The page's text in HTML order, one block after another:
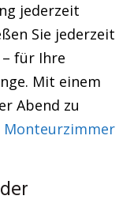
jederzeit
Sie jederzeit
für Ihre
Mit einem
Abend zu
Monteurzimmer